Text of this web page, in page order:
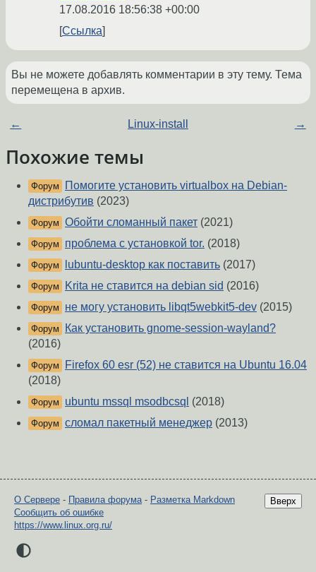
17.08.2016 18:56:38 +00:00
Ссылка
Вы не можете добавлять комментарии в эту тему. Тема
перемещена в архив.
← Linux-install →
Похожие темы
Форум
Помогите установить virtualbox на Debian-
дистрибутив (2023)
Форум Обойти сломанный пакет (2021)
Форум проблема с установкой tor. (2018)
Форум lubuntu-desktop как поставить (2017)
Форум Krita не ставится на debian sid (2016)
Форум не могу установить libqt5webkit5-dev (2015)
Форум
Как установить gnome-session-wayland?
(2016)
Форум
Firefox 60 esr (52) не ставится на Ubuntu 16.04
(2018)
Форум ubuntu mssql msodbcsql (2018)
Форум сломал пакетный менеджер (2013)
Вверх
О Сервере - Правила форума- Разметка Markdown
Сообщить об ошибке
https://www.linux.org.ru/